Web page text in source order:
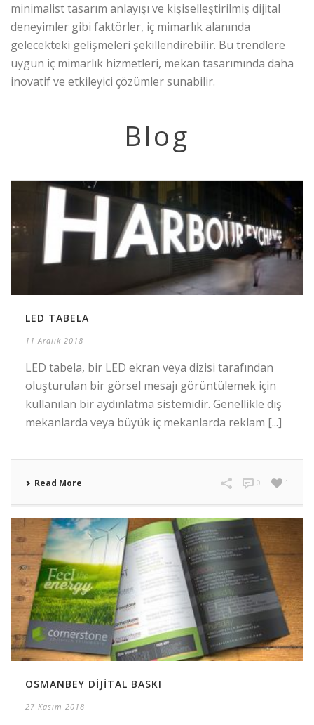
minimalist tasarım anlayışı ve kişiselleştirilmiş dijital
deneyimler gibi faktörler, iç mimarlık alanında
gelecekteki gelişmeleri şekillendirebilir. Bu trendlere
uygun iç mimarlık hizmetleri, mekan tasarımında daha
inovatif ve etkileyici çözümler sunabilir.
Blog
LED TABELA
11 Aralık 2018
LED tabela, bir LED ekran veya dizisi tarafından
oluşturulan bir görsel mesajı görüntülemek için
kullanılan bir aydınlatma sistemidir. Genellikle dış
mekanlarda veya büyük iç mekanlarda reklam [...]
Read More 1
0
OSMANBEY DIJITAL BASKI
27 Kasım 2018